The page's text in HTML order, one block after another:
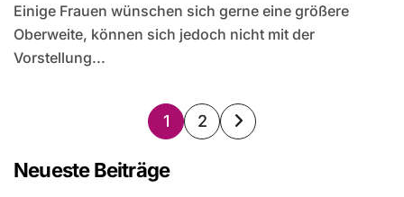
Einige Frauen wünschen sich gerne eine größere
Oberweite, können sich jedoch nicht mit der
Vorstellung...
Seitennummerierung
Beiträge
1 2
Neueste Beiträge